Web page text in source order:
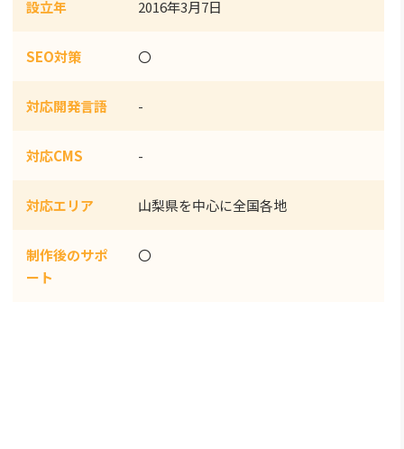
設立年 2016年3月7日
SEO対策 〇
対応開発言語 -
対応CMS -
対応エリア 山梨県を中心に全国各地
制作後のサポ
ート
〇